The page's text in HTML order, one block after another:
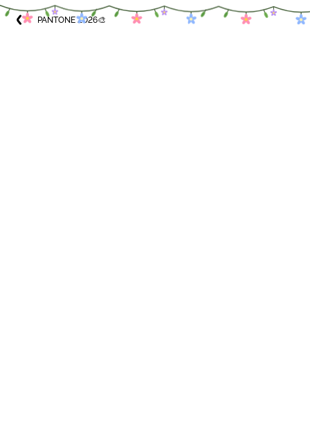
PANTONE 2026🎨